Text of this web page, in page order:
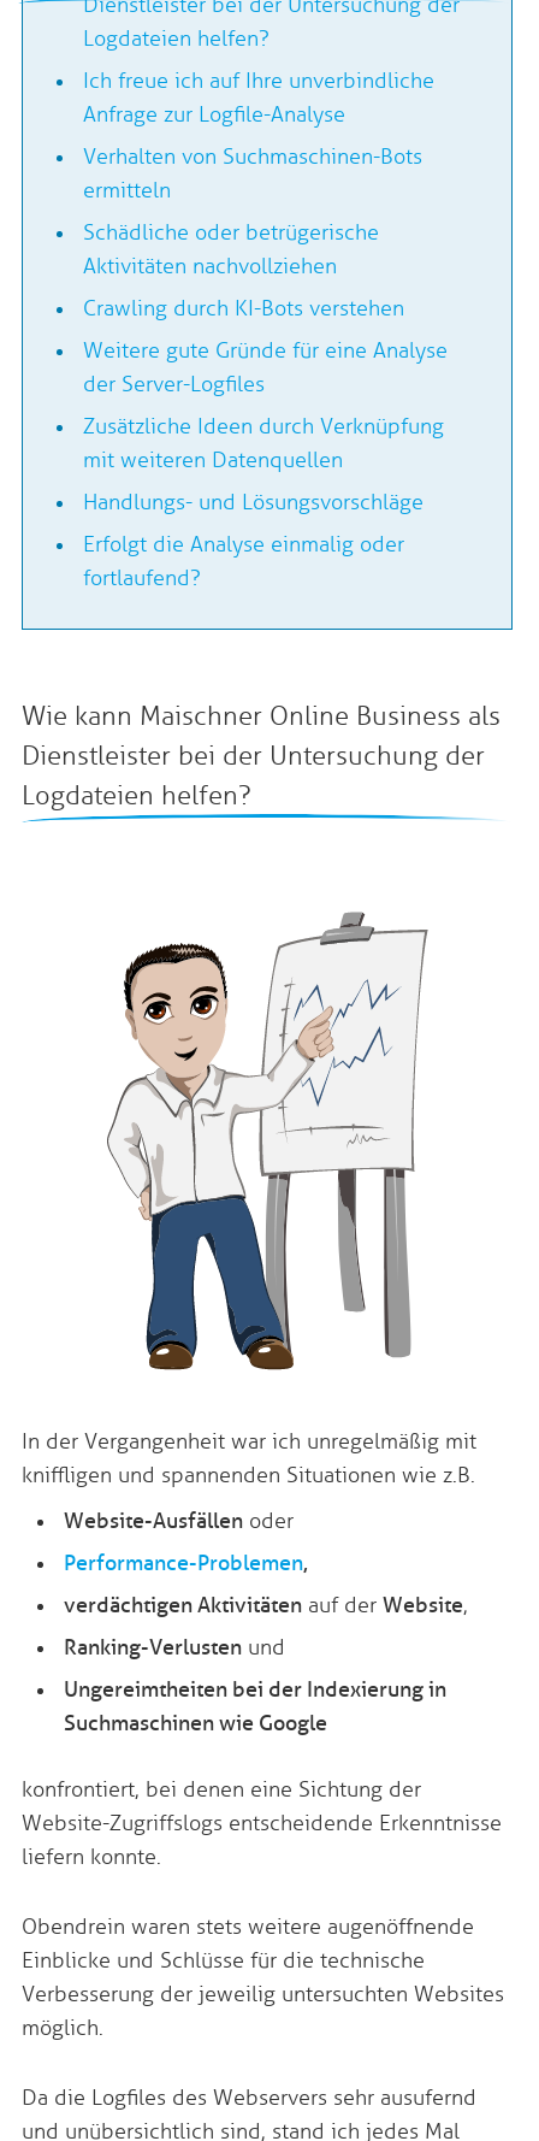
Dienstleister bei der Untersuchung der
Logdateien helfen?
Ich freue ich auf Ihre unverbindliche
Anfrage zur Logfile-Analyse
Verhalten von Suchmaschinen-Bots
ermitteln
Schädliche oder betrügerische
Aktivitäten nachvollziehen
Crawling durch KI-Bots verstehen
Weitere gute Gründe für eine Analyse
der Server-Logfiles
Zusätzliche Ideen durch Verknüpfung
mit weiteren Datenquellen
Handlungs- und Lösungsvorschläge
Erfolgt die Analyse einmalig oder
fortlaufend?
Wie kann Maischner Online Business als
Dienstleister bei der Untersuchung der
Logdateien helfen?
In der Vergangenheit war ich unregelmäßig mit
kniffligen und spannenden Situationen wie z.B.
Website-Ausfällenoder
Performance-Problemen,
verdächtigen Aktivitätenauf der Website,
Ranking-Verlustenund
Ungereimtheiten bei der Indexierung in
Suchmaschinen wie Google
konfrontiert, bei denen eine Sichtung der
Website-Zugriffslogs entscheidende Erkenntnisse
liefern konnte.
Obendrein waren stets weitere augenöffnende
Einblicke und Schlüsse für die technische
Verbesserung der jeweilig untersuchten Websites
möglich.
Da die Logfiles des Webservers sehr ausufernd
und unübersichtlich sind, stand ich jedes Mal